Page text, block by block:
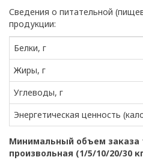
Сведения о питательной
продукции:
Белки, г
Жиры, г
Углеводы, г
Энергетическая ценность
Минимальный объем заказа
произвольная (1/5/10/20/30